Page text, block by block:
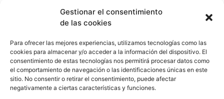
Gestionar el consentimiento
de las cookies
Para ofrecer las mejores experiencias, utilizamos tecnologías como las
cookies para almacenar y/o acceder a la información del dispositivo. El
consentimiento de estas tecnologías nos permitirá procesar datos como
el comportamiento de navegación o las identificaciones únicas en este
sitio. No consentir o retirar el consentimiento, puede afectar
negativamente a ciertas características y funciones.
13003129.ies@educastillalamancha.es
C. Ángel Luis Cabañas
Serna, 7, 13700 Tomelloso,
Cdad. Real
Proyectos
Ágora Europa
Melanogaster Catch the Fly
Aula del Futuro